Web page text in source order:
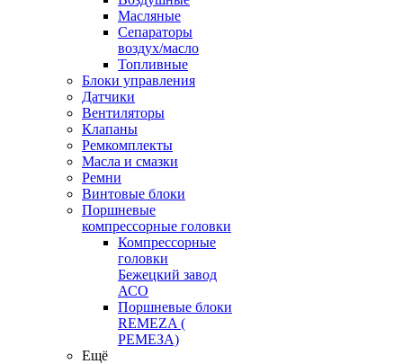
Масляные
Сепараторы
воздух/масло
Топливные
Блоки управления
Датчики
Вентиляторы
Клапаны
Ремкомплекты
Масла и смазки
Ремни
Винтовые блоки
Поршневые
компрессорные головки
Компрессорные
головки
Бежецкий завод
АСО
Поршневые блоки
REMEZA (
РЕМЕЗА)
Ещё